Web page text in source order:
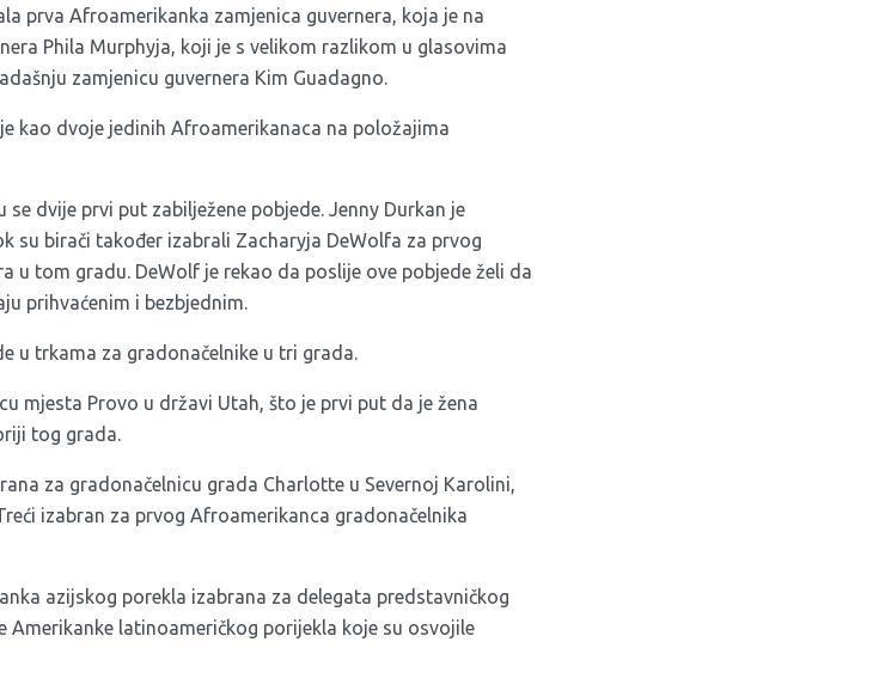
prva Afroamerikanka zamjenica guvernera, koja je na
Phila Murphyja, koji je s velikom razlikom u glasovima
zamjenicu guvernera Kim Guadagno.
kao dvoje jedinih Afroamerikanaca na položajima
dvije prvi put zabilježene pobjede. Jenny Durkan je
su birači također izabrali Zacharyja DeWolfa za prvog
u tom gradu. DeWolf je rekao da poslije ove pobjede želi da
prihvaćenim i bezbjednim.
u trkama za gradonačelnike u tri grada.
mjesta Provo u državi Utah, što je prvi put da je žena
tog grada.
za gradonačelnicu grada Charlotte u Severnoj Karolini,
izabran za prvog Afroamerikanca gradonačelnika
azijskog porekla izabrana za delegata predstavničkog
Amerikanke latinoameričkog porijekla koje su osvojile